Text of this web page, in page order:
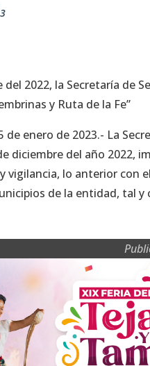
del 2022, la Secretaría de
y Ruta de la Fe”
de enero de 2023.- La
diciembre del año 2022,
vigilancia, lo anterior con
de la entidad, tal